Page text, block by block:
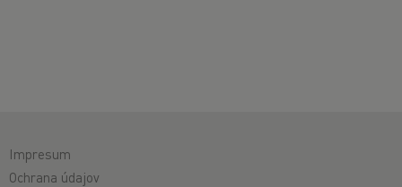
Impresum
Ochrana údajov